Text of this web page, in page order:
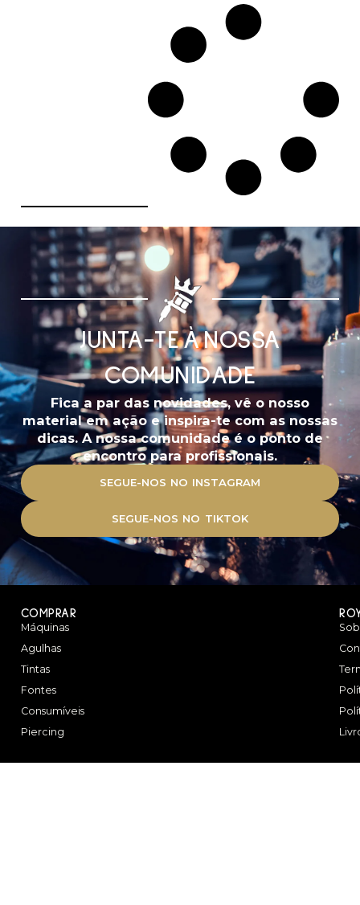
JUNTA-TE À NOSSA
COMUNIDADE
Fica a par das novidades, vê o nosso
material em ação e inspira-te com as nossas
dicas. A nossa comunidade é o ponto de
encontro para profissionais.
SEGUE-NOS NO INSTAGRAM
SEGUE-NOS NO TIKTOK
COMPRAR
Máquinas
Agulhas
Tintas
Fontes
Consumíveis
Piercing